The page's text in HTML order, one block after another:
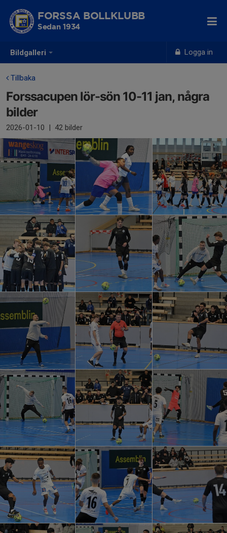
Bildgalleri Logga in
FORSSA BOLLKLUBB
Sedan 1934
Tillbaka
Forssacupen lör-sön 10-11 jan, några
bilder
2026-01-10 | 42 bilder